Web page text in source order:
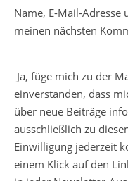
Name, E-Mail-
meinen nächsten
Ja, füge mich zu der
einverstanden, dass
über neue Beiträge
ausschließlich zu
Einwilligung jederzeit
einem Klick auf den